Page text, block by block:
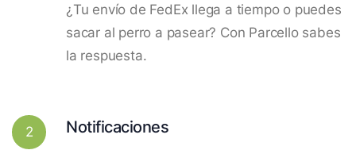
¿Tu envío de FedEx llega a tiempo o puedes
sacar al perro a pasear? Con Parcello sabes
la respuesta.
2 Notificaciones